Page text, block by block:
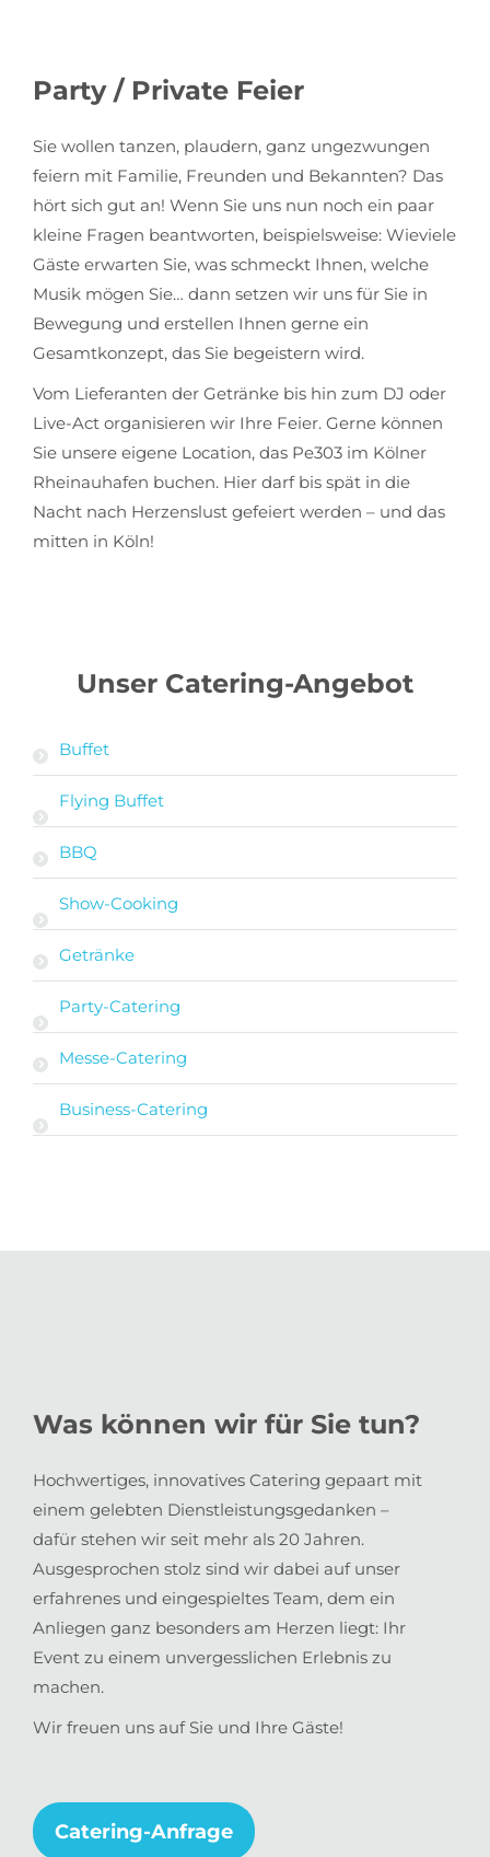
Party / Private Feier
Sie wollen tanzen, plaudern, ganz ungezwungen
feiern mit Familie, Freunden und Bekannten? Das
hört sich gut an! Wenn Sie uns nun noch ein paar
kleine Fragen beantworten, beispielsweise: Wieviele
Gäste erwarten Sie, was schmeckt Ihnen, welche
Musik mögen Sie… dann setzen wir uns für Sie in
Bewegung und erstellen Ihnen gerne ein
Gesamtkonzept, das Sie begeistern wird.
Vom Lieferanten der Getränke bis hin zum DJ oder
Live-Act organisieren wir Ihre Feier. Gerne können
Sie unsere eigene Location, das Pe303 im Kölner
Rheinauhafen buchen. Hier darf bis spät in die
Nacht nach Herzenslust gefeiert werden – und das
mitten in Köln!
Unser Catering-Angebot
Buffet
Flying Buffet
BBQ
Show-Cooking
Getränke
Party-Catering
Messe-Catering
Business-Catering
Was können wir für Sie tun?
Hochwertiges, innovatives Catering gepaart mit
einem gelebten Dienstleistungsgedanken –
dafür stehen wir seit mehr als 20 Jahren.
Ausgesprochen stolz sind wir dabei auf unser
erfahrenes und eingespieltes Team, dem ein
Anliegen ganz besonders am Herzen liegt: Ihr
Event zu einem unvergesslichen Erlebnis zu
machen.
Wir freuen uns auf Sie und Ihre Gäste!
Catering-Anfrage